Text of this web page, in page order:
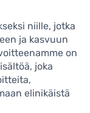
niille, jotka
ja kasvuun
on
joka
elinikäistä